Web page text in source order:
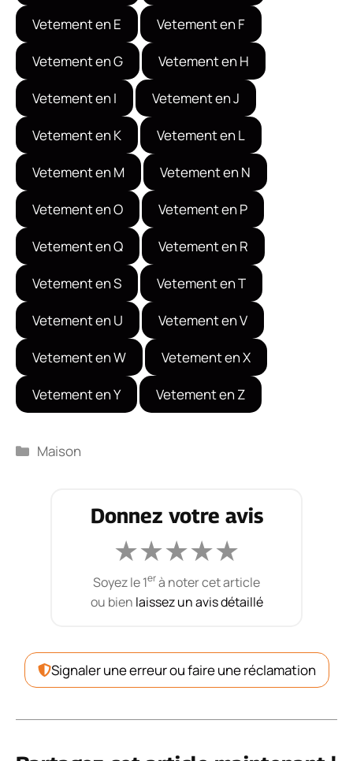
Vetement en E Vetement en F
Vetement en G Vetement en H
Vetement en I Vetement en J
Vetement en K Vetement en L
Vetement en M Vetement en N
Vetement en O Vetement en P
Vetement en Q Vetement en R
Vetement en S Vetement en T
Vetement en U Vetement en V
Vetement en W Vetement en X
Vetement en Y Vetement en Z
Catégories
Maison
Donnez votre avis
★★★★★
Soyez le 1erà noter cet article
ou bien laissez un avis détaillé
Signaler une erreur ou faire une réclamation